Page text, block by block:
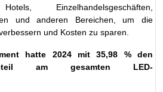
Einzelhandelsgeschäften,
und anderen Bereichen, um die
und Kosten zu sparen.
hatte 2024 mit 35,98 % den
am gesamten LED-